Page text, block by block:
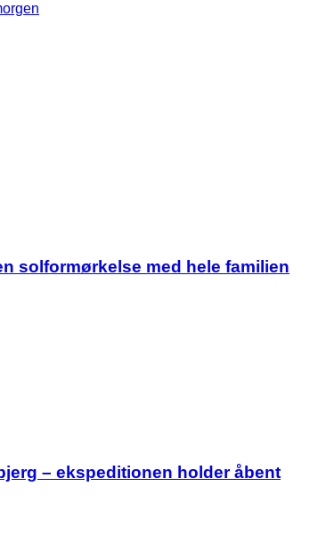
solformørkelse med hele familien
– ekspeditionen holder åbent